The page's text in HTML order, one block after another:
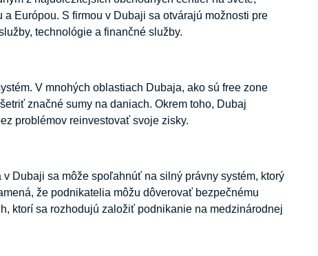
Európou. S firmou v Dubaji sa otvárajú možnosti pre
technológie a finančné služby.
V mnohých oblastiach Dubaja, ako sú free zone
značné sumy na daniach. Okrem toho, Dubaj
problémov reinvestovať svoje zisky.
Dubaji sa môže spoľahnúť na silný právny systém, ktorý
že podnikatelia môžu dôverovať bezpečnému
ktorí sa rozhodujú založiť podnikanie na medzinárodnej